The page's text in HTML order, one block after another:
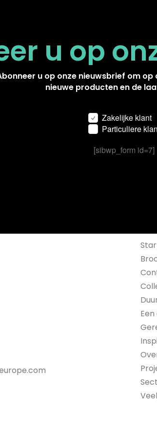
u op
u op onze nieuwsbrief om
nieuwe producten en de
Zakelijke klant
Particuliere
[sibwp_form id=7]